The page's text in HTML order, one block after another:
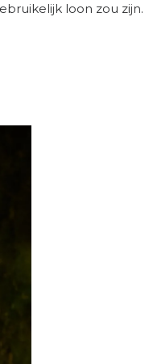
loon zou zijn.